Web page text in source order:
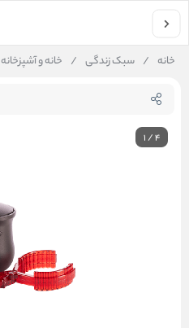
خانه / سبک زندگی / خانه و آشپزخانه
1/4